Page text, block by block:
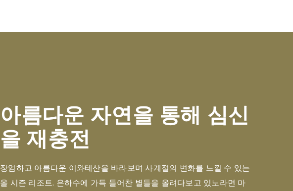
아름다운 자연을 통해 심신
을 재충전
장엄하고 아름다운 이와테산을 바라보며 사계절의 변화를 느낄 수 있는
올 시즌 리조트. 은하수에 가득 들어찬 별들을 올려다보고 있노라면 마